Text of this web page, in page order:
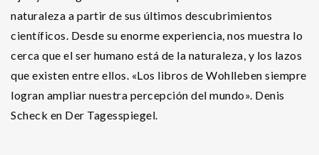
naturaleza a partir de sus últimos descubrimientos
científicos. Desde su enorme experiencia, nos muestra lo
cerca que el ser humano está de la naturaleza, y los lazos
que existen entre ellos. «Los libros de Wohlleben siempre
logran ampliar nuestra percepción del mundo». Denis
Scheck en Der Tagesspiegel.